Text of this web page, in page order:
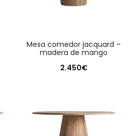
mesa comedor jacquard –
madera de mango
2.450€